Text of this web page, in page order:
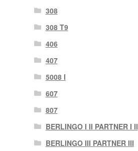
308
308 T9
406
407
5008 I
607
807
BERLINGO I II PARTNER I II
BERLINGO III PARTNER III